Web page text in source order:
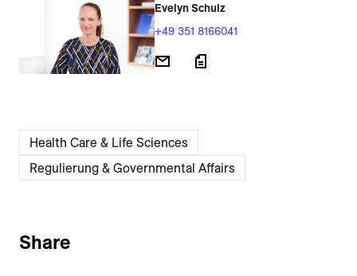
Evelyn Schulz
+49 351 8166041
Health Care & Life Sciences
Regulierung & Governmental Affairs
Share